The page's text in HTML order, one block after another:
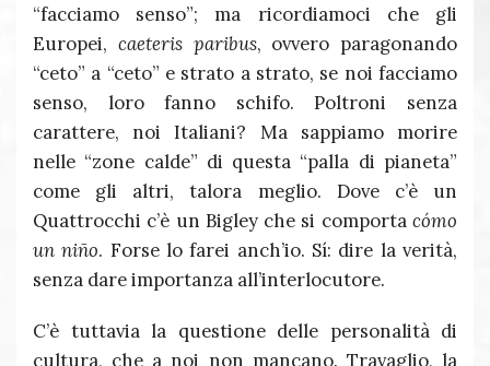
“facciamo senso”; ma ricordiamoci che gli
Europei, caeteris paribus, ovvero paragonando
“ceto” a “ceto” e strato a strato, se noi facciamo
senso, loro fanno schifo. Poltroni senza
carattere, noi Italiani? Ma sappiamo morire
nelle “zone calde” di questa “palla di pianeta”
come gli altri, talora meglio. Dove c’è un
Quattrocchi c’è un Bigley che si comporta cómo
un niño. Forse lo farei anch’io. Sí: dire la verità,
senza dare importanza all’interlocutore.
C’è tuttavia la questione delle personalità di
cultura, che a noi non mancano. Travaglio, la